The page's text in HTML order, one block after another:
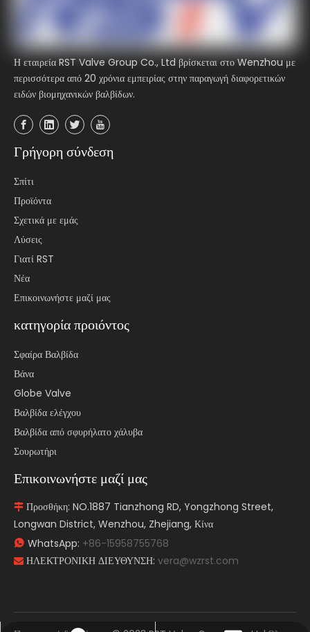
Η εταιρεία RST Valve Group Co., Ltd βρίσκεται στο Wenzhou με
περισσότερα από 20 χρόνια εμπειρίας στην παραγωγή διαφορετικών
ειδών βιομηχανικών βαλβίδων.
Γρήγορη σύνδεση
Σπίτι
Προϊόντα
Σχετικά με εμάς
Λύσεις
Γιατί RST
Νέα
Επικοινωνήστε μαζί μας
κατηγορία προιόντος
Σφαίρα Βαλβίδα
Βάνα
Globe Valve
Βαλβίδα ελέγχου
Βαλβίδα από σφυρήλατο χάλυβα
Σουρωτήρι
Επικοινωνήστε μαζί μας
 Προσθήκη: NO.1887 Tianzhong RD, Yongzhong Street,
Longwan District, Wenzhou, Zhejiang, Κίνα
 WhatsApp: +86-15958755768
 ΗΛΕΚΤΡΟΝΙΚΗ ΔΙΕΥΘΥΝΣΗ: vera@wzrst.com